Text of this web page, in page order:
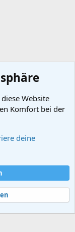
Ltd.
Website
Komfort bei der
deine